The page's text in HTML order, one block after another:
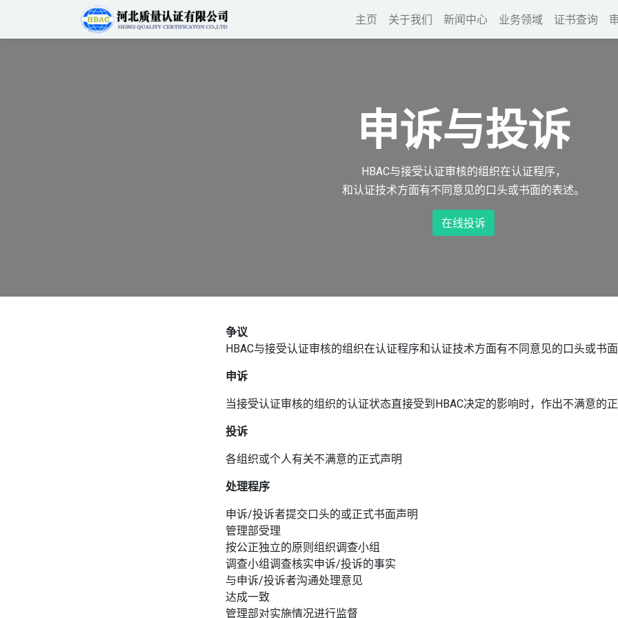
主页 关于我们 新闻中心 业务领域 证书查询
申诉与投诉
HBAC与接受认证审核的组织在认证程序，
和认证技术方面有不同意见的口头或书面的表述。
在线投诉
争议
HBAC与接受认证审核的组织在认证程序和认证技术方面有不同意见的口头或书面
申诉
当接受认证审核的组织的认证状态直接受到HBAC决定的影响时，作出不满意的正
投诉
各组织或个人有关不满意的正式声明
处理程序
申诉/投诉者提交口头的或正式书面声明
管理部受理
按公正独立的原则组织调查小组
调查小组调查核实申诉/投诉的事实
与申诉/投诉者沟通处理意见
达成一致
管理部对实施情况进行监督